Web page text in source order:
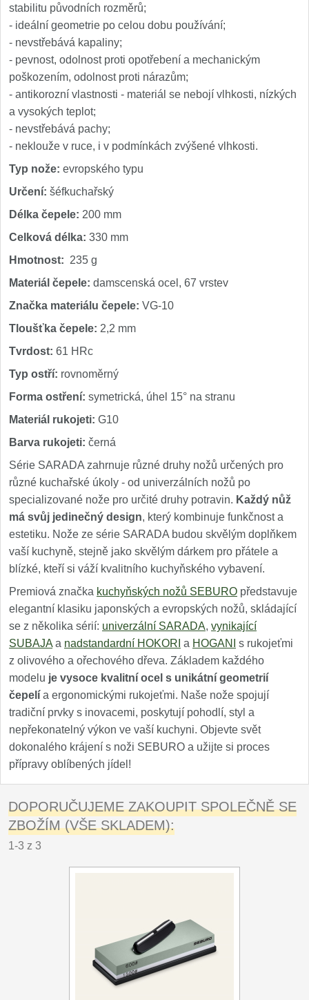
stabilitu původních rozměrů;
- ideální geometrie po celou dobu používání;
- nevstřebává kapaliny;
- pevnost, odolnost proti opotřebení a mechanickým
poškozením, odolnost proti nárazům;
- antikorozní vlastnosti - materiál se nebojí vlhkosti, nízkých
a vysokých teplot;
- nevstřebává pachy;
- neklouže v ruce, i v podmínkách zvýšené vlhkosti.
Typ nože: evropského typu
Určení: šéfkuchařský
Délka čepele: 200 mm
Celková délka: 330 mm
Hmotnost: 235 g
Materiál čepele: damscenská ocel, 67 vrstev
Značka materiálu čepele: VG-10
Tloušťka čepele: 2,2 mm
Tvrdost: 61 HRc
Typ ostří: rovnoměrný
Forma ostření: symetrická, úhel 15° na stranu
Materiál rukojeti: G10
Barva rukojeti: černá
Série SARADA zahrnuje různé druhy nožů určených pro
různé kuchařské úkoly - od univerzálních nožů po
specializované nože pro určité druhy potravin. Každý nůž
má svůj jedinečný design, který kombinuje funkčnost a
estetiku. Nože ze série SARADA budou skvělým doplňkem
vaší kuchyně, stejně jako skvělým dárkem pro přátele a
blízké, kteří si váží kvalitního kuchyňského vybavení.
Premiová značka kuchyňských nožů SEBURO představuje
elegantní klasiku japonských a evropských nožů, skládající
se z několika sérií: univerzální SARADA, vynikající
SUBAJA a nadstandardní HOKORI a HOGANI
s rukojeťmi
z olivového a ořechového dřeva. Základem každého
modelu je vysoce kvalitní ocel s unikátní geometrií
čepelí a ergonomickými rukojeťmi. Naše nože spojují
tradiční prvky s inovacemi, poskytují pohodlí, styl a
nepřekonatelný výkon ve vaší kuchyni. Objevte svět
dokonalého krájení s noži SEBURO a užijte si proces
přípravy oblíbených jídel!
DOPORUČUJEME ZAKOUPIT SPOLEČNĚ SE
ZBOŽÍM (VŠE SKLADEM):
1-3 z 3